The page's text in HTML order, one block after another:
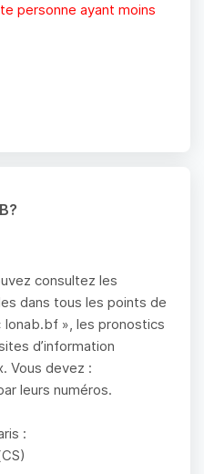
personne ayant moins
consultez les
dans tous les points de
», les pronostics
d’information
Vous devez :
leurs numéros.
: